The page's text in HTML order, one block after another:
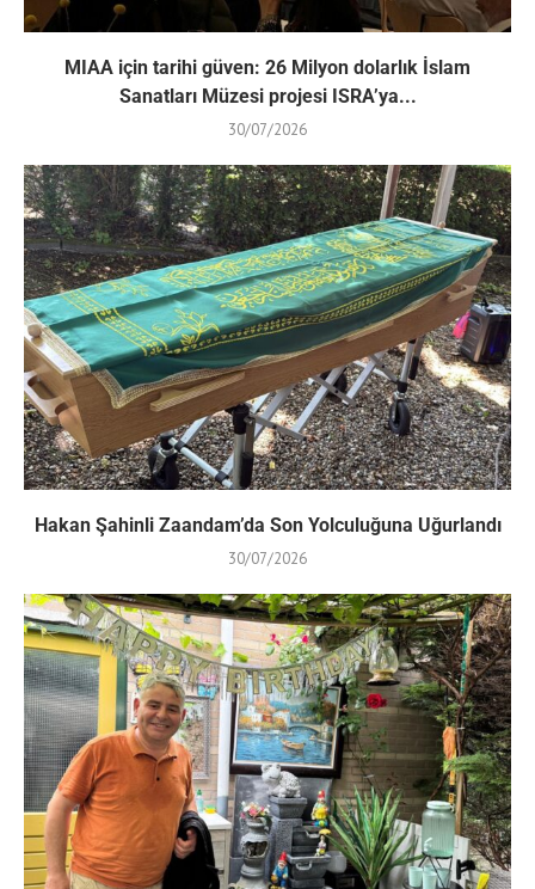
MIAA için tarihi güven: 26 Milyon dolarlık İslam
Sanatları Müzesi projesi ISRA’ya...
30/07/2026
Hakan Şahinli Zaandam’da Son Yolculuğuna Uğurlandı
30/07/2026